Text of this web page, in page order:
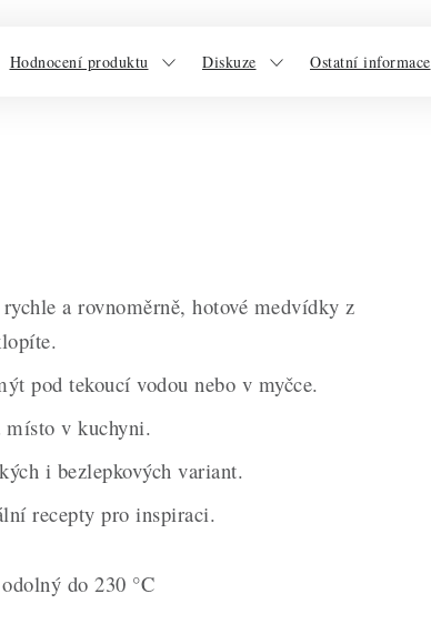
Hodnocení produktu Diskuze Ostatní informace
a rovnoměrně, hotové medvídky z
pod tekoucí vodou nebo v myčce.
místo v kuchyni.
i bezlepkových variant.
recepty pro inspiraci.
do 230 °C